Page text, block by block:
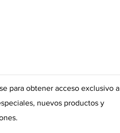
para obtener acceso exclusivo a
nuevos productos y